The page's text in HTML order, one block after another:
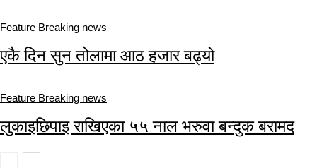
Feature Breaking news
एकै दिन सुन तोलामा आठ हजार बढ्यो
Feature Breaking news
लुकाइछिपाइ राखिएका ५५ नाल भरुवा बन्दुक बरामद